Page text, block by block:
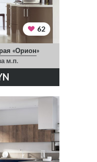
62
«Орион»
м.п.